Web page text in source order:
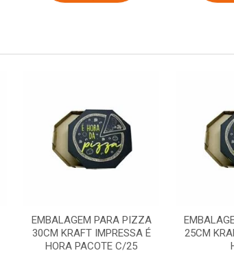
EMBALAGEM PARA PIZZA
30CM KRAFT IMPRESSA É
HORA PACOTE C/25
25CM